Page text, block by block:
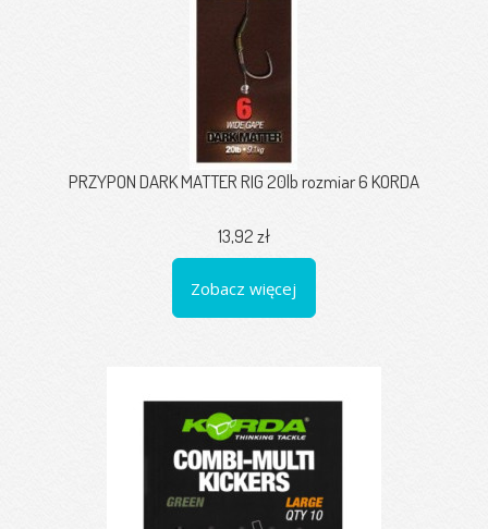
PRZYPON DARK MATTER RIG 20lb rozmiar 6 KORDA
13,92 zł
Zobacz więcej